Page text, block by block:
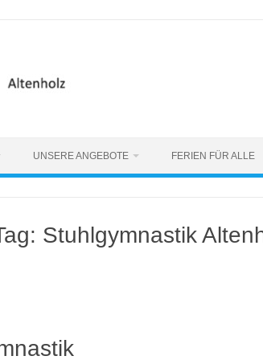
UNSERE ANGEBOTE FERIEN FÜR ALLE
Stuhlgymnastik